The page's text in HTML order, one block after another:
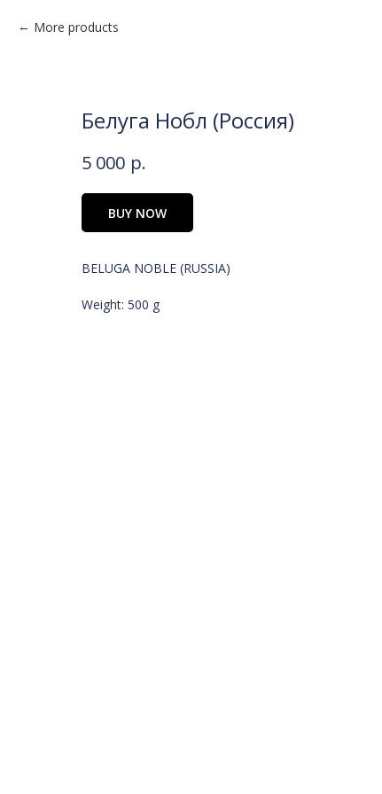
More products
Белуга Нобл (Россия)
5 000 р.
BUY NOW
BELUGA NOBLE (RUSSIA)
Weight: 500 g